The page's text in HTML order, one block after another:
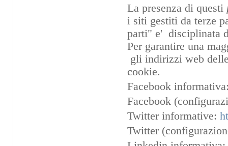
La presenza di questi
i siti gestiti da terze
parti" e' disciplinata
Per garantire una
gli indirizzi web
cookie.
Facebook
Facebook
Twitter informative:
Twitter